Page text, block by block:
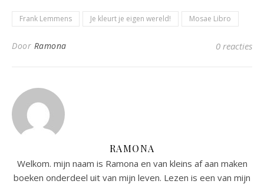
Frank Lemmens Je kleurt je eigen wereld! Mosae Libro
Door Ramona 0 reacties
RAMONA
Welkom. mijn naam is Ramona en van kleins af aan maken
boeken onderdeel uit van mijn leven. Lezen is een van mijn